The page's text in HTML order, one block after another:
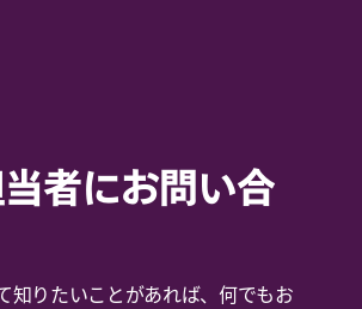
者にお問い合
知りたいことがあれば、何でもお